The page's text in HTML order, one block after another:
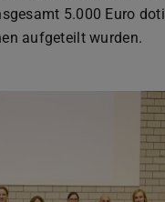
5.000 Euro
aufgeteilt wurden.